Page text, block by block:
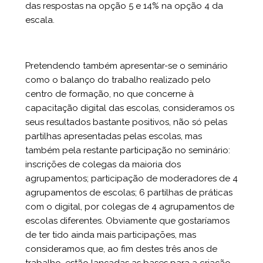
das respostas na opção 5 e 14% na opção 4 da
escala.
Pretendendo também apresentar-se o seminário
como o balanço do trabalho realizado pelo
centro de formação, no que concerne à
capacitação digital das escolas, consideramos os
seus resultados bastante positivos, não só pelas
partilhas apresentadas pelas escolas, mas
também pela restante participação no seminário:
inscrições de colegas da maioria dos
agrupamentos; participação de moderadores de 4
agrupamentos de escolas; 6 partilhas de práticas
com o digital, por colegas de 4 agrupamentos de
escolas diferentes. Obviamente que gostaríamos
de ter tido ainda mais participações, mas
consideramos que, ao fim destes três anos de